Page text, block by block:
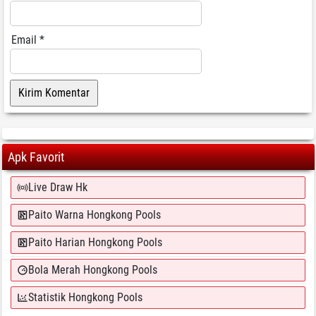
Email *
Apk Favorit
Live Draw Hk
Paito Warna Hongkong Pools
Paito Harian Hongkong Pools
Bola Merah Hongkong Pools
Statistik Hongkong Pools